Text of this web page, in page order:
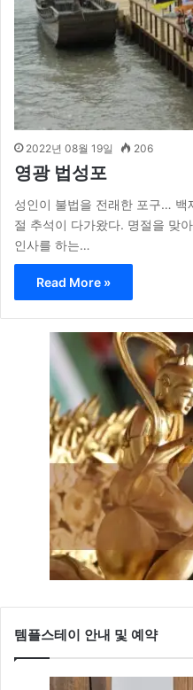
2022년 08월 19일 206
영광 법성포
성인이 불법을 전래한 포구… 백
절 추석이 다가왔다. 명절을 맞
인사를 하는…
Read More »
템플스테이 안내 및 예약